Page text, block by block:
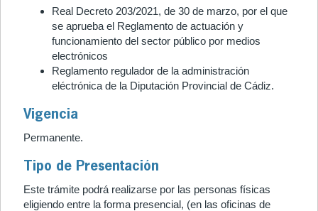
Real Decreto 203/2021, de 30 de marzo, por el que
se aprueba el Reglamento de actuación y
funcionamiento del sector público por medios
electrónicos
Reglamento regulador de la administración
eléctrónica de la Diputación Provincial de Cádiz.
Vigencia
Permanente.
Tipo de Presentación
Este trámite podrá realizarse por las personas físicas
eligiendo entre la forma presencial, (en las oficinas de